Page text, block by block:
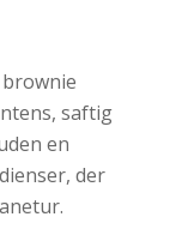
saftig
en
der